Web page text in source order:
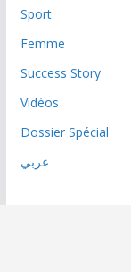
Sport
Femme
Success Story
Vidéos
Dossier Spécial
عربي